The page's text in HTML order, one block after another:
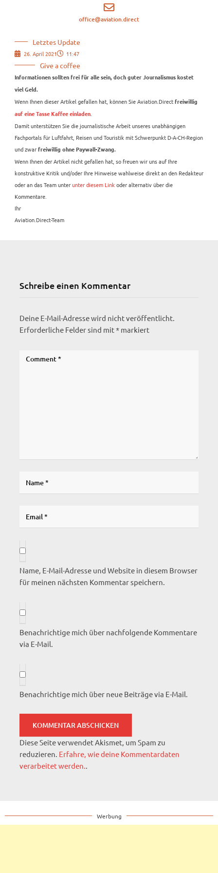
office@aviation.direct
Letztes Update
26. April 2021 11:47
Give a coffee
Informationen sollten frei für alle sein, doch guter Journalismus kostet
viel Geld.
Wenn Ihnen dieser Artikel gefallen hat, können Sie Aviation.Direct freiwillig
auf eine Tasse Kaffee einladen
Damit unterstützen Sie die journalistische Arbeit unseres unabhängigen
Fachportals für Luftfahrt, Reisen und Touristik mit Schwerpunkt D-A-CH-Region
und zwar freiwillig ohne Paywall-Zwang.
Wenn Ihnen der Artikel nicht gefallen hat, so freuen wir uns auf Ihre
konstruktive Kritik und/oder Ihre Hinweise wahlweise direkt an den Redakteur
oder an das Team unterunter diesem Link oder alternativ über die
Kommentare.
Ihr
Aviation.Direct-Team
Schreibe einen Kommentar
Deine E-Mail-Adresse wird nicht veröffentlicht.
Erforderliche Felder sind mit* markiert
Name, E-Mail-Adresse und Website in diesem Browser
für meinen nächsten Kommentar speichern.
Benachrichtige mich über nachfolgende Kommentare
via E-Mail.
Benachrichtige mich über neue Beiträge via E-Mail.
Diese Seite verwendet Akismet, um Spam zu
reduzieren. Erfahre, wie deine Kommentardaten
verarbeitet werden..
Werbung